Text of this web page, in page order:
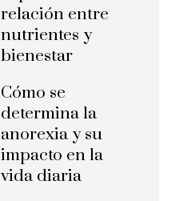
relación entre
nutrientes y
bienestar
Cómo se
determina la
anorexia y su
impacto en la
vida diaria